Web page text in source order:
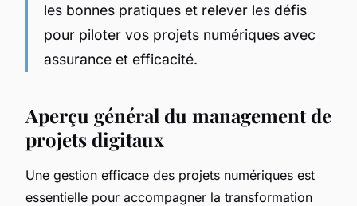
les bonnes pratiques et relever les défis
pour piloter vos projets numériques avec
assurance et efficacité.
Aperçu général du management de
projets digitaux
Une gestion efficace des projets numériques est
essentielle pour accompagner la transformation